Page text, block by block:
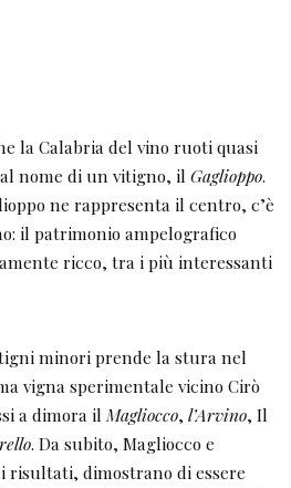
la Calabria del vino ruoti quasi
nome di un vitigno, il Gaglioppo.
ne rappresenta il centro, c’è
il patrimonio ampelografico
ricco, tra i più interessanti
minori prende la stura nel
vigna sperimentale vicino Cirò
a dimora ilMagliocco, l’Arvino, Il
. Da subito, Magliocco e
risultati, dimostrano di essere